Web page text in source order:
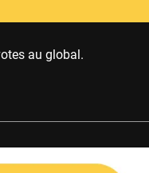
au global.